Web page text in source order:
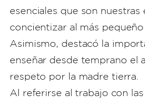
esenciales que son nuestras
concientizar al más pequeño
Asimismo, destacó la
enseñar desde temprano el
respeto por la madre tierra.
Al referirse al trabajo con las